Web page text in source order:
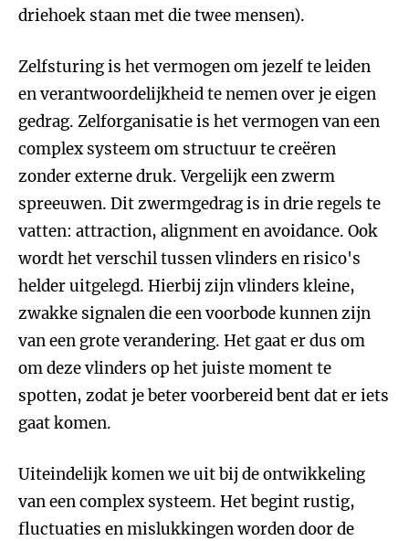
driehoek staan met die twee mensen).
Zelfsturing is het vermogen om jezelf te leiden
en verantwoordelijkheid te nemen over je eigen
gedrag. Zelforganisatie is het vermogen van een
complex systeem om structuur te creëren
zonder externe druk. Vergelijk een zwerm
spreeuwen. Dit zwermgedrag is in drie regels te
vatten: attraction, alignment en avoidance. Ook
wordt het verschil tussen vlinders en risico's
helder uitgelegd. Hierbij zijn vlinders kleine,
zwakke signalen die een voorbode kunnen zijn
van een grote verandering. Het gaat er dus om
om deze vlinders op het juiste moment te
spotten, zodat je beter voorbereid bent dat er iets
gaat komen.
Uiteindelijk komen we uit bij de ontwikkeling
van een complex systeem. Het begint rustig,
fluctuaties en mislukkingen worden door de